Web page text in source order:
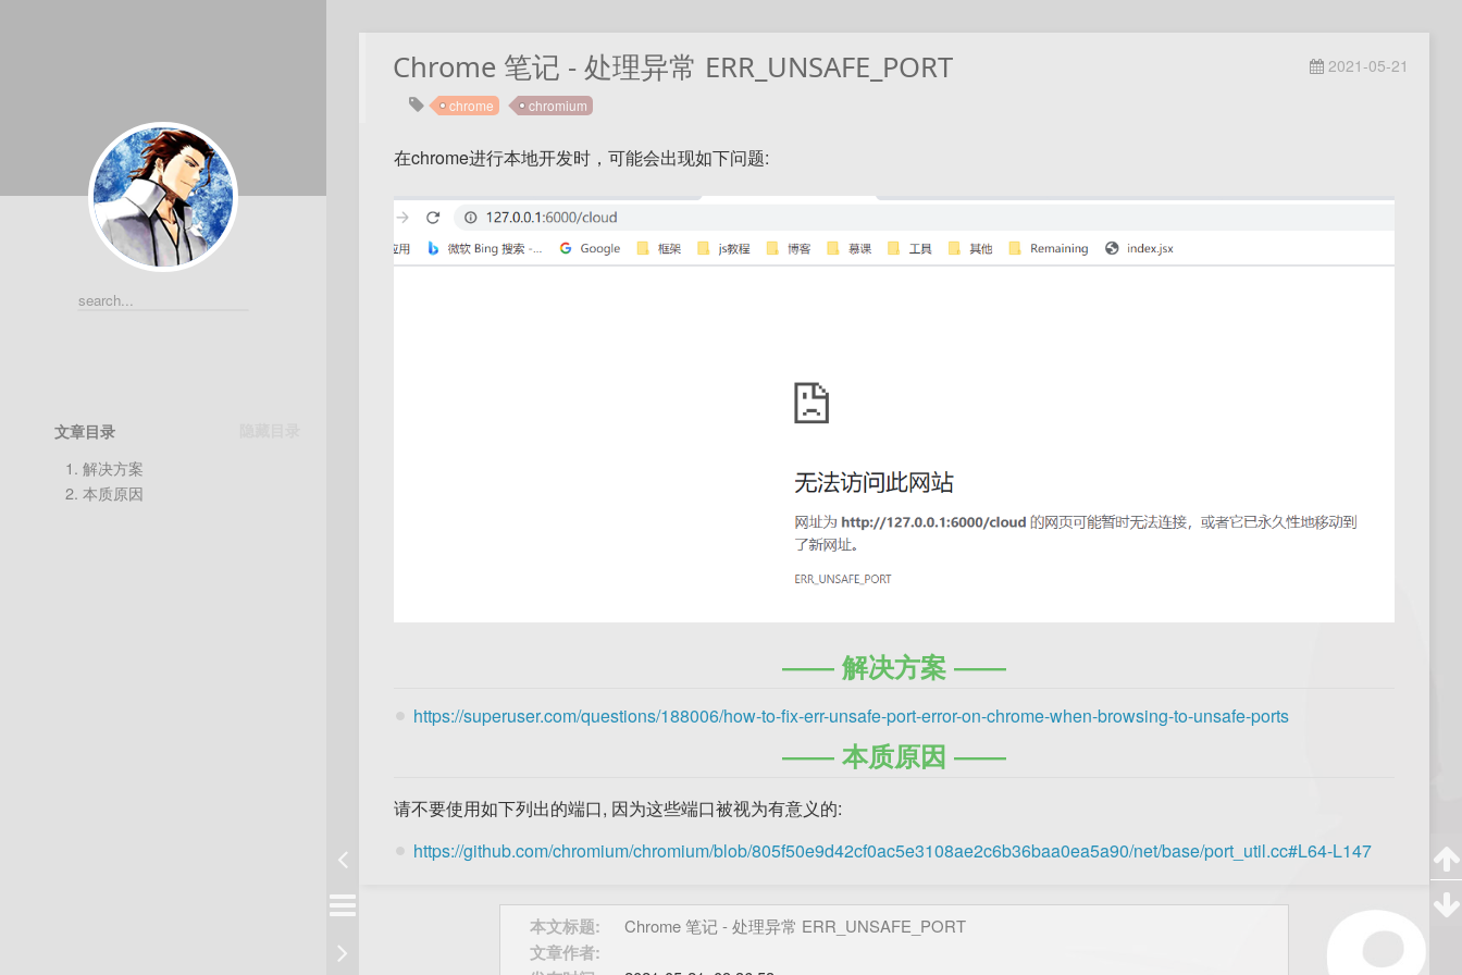
2021-05-21
Chrome 笔记 - 处理异常 ERR_UNSAFE_PORT
chrome chromium
在chrome进行本地开发时，可能会出现如下问题:
解决方案
https://superuser.com/questions/188006/how-to-fix-err-unsafe-port-error-on-chrome-when-browsing-to-unsafe-ports
本质原因
请不要使用如下列出的端口, 因为这些端口被视为有意义的:
https://github.com/chromium/chromium/blob/805f50e9d42cf0ac5e3108ae2c6b36baa0ea5a90/net/base/port_util.cc#L64-L147
本文标题: Chrome 笔记 - 处理异常 ERR_UNSAFE_PORT
文章作者:
文章目录
1. 解决方案
2. 本质原因